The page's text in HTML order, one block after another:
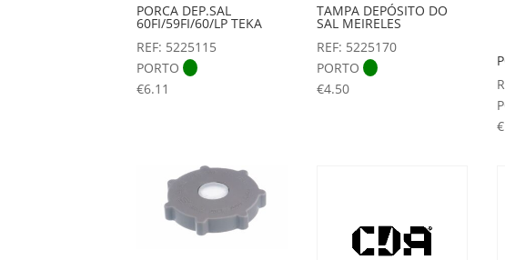
PORCA DEP.SAL
60FI/59FI/60/LP TEKA
REF: 5225115
PORTO
€6.11
TAMPA DEPÓSITO DO
SAL MEIRELES
REF: 5225170
PORTO
€4.50
€